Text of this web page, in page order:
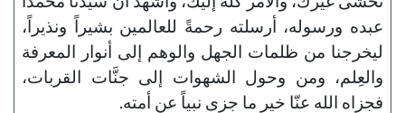
عبده ورسوله، أرسلته رحمةً للعالمين بشيراً ونذيراً،
ليخرجنا من ظلمات الجهل والوهم إلى أنوار المعرفة
والعِلم، ومن وحول الشهوات إلى جنَّات القربات،
فجزاه الله عنّا خير ما جزى نبياً عن أمته.